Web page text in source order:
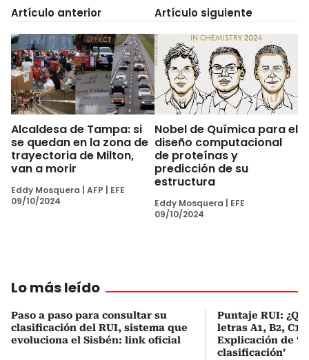
Artículo anterior
Alcaldesa de Tampa: si
se quedan en la zona de
trayectoria de Milton,
van a morir
Eddy Mosquera AFP
EFE
09/10/2024
Artículo siguiente
Nobel de Química para el
diseño computacional
de proteínas y
predicción de su
estructura
Eddy Mosquera
EFE
09/10/2024
Lo más leído
Paso a paso para consultar su
clasificación del RUI, sistema que
evoluciona el Sisbén: link oficial
Puntaje RUI:
letras A1, B2, C1
Explicación de
clasificación’